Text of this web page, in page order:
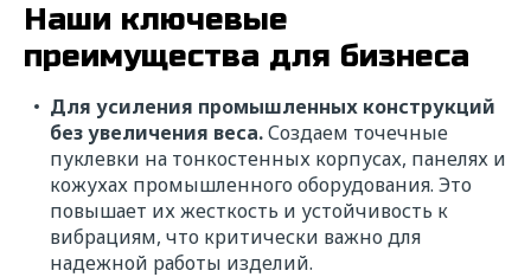
Наши ключевые
преимущества для бизнеса
Для усиления промышленных конструкций
без увеличения веса.Создаем точечные
пуклевки на тонкостенных корпусах, панелях и
кожухах промышленного оборудования. Это
повышает их жесткость и устойчивость к
вибрациям, что критически важно для
надежной работы изделий.